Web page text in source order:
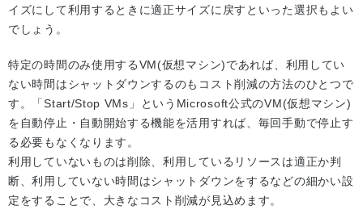
イズにして利用するときに適正サイズに戻すといった選択もよい
でしょう。
特定の時間のみ使用するVM(仮想マシン)であれば、利用してい
ない時間はシャットダウンするのもコスト削減の方法のひとつで
す。「Start/Stop VMs」というMicrosoft公式のVM(仮想マシン)
を自動停止・自動開始する機能を活用すれば、毎回手動で停止す
る必要もなくなります。
利用していないものは削除、利用しているリソースは適正か判
断、利用していない時間はシャットダウンをするなどの細かい設
定をすることで、大きなコスト削減が見込めます。